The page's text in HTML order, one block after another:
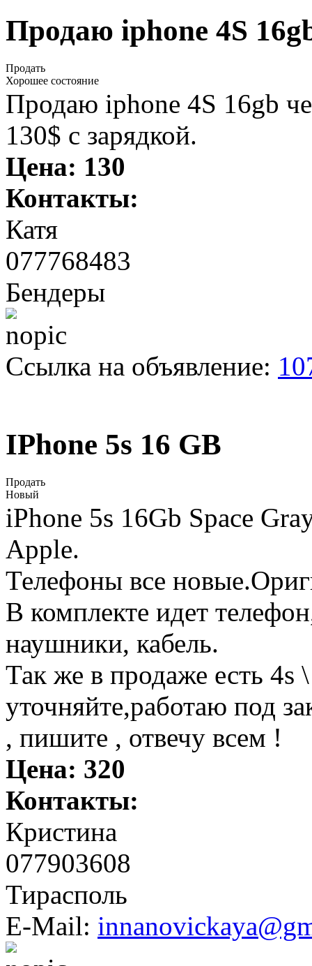
Продаю iphone 4S
Продать
Хорошее состояние
Продаю iphone 4S 16gb
130$ c зарядкой.
Цена: 130
Контакты:
Катя
077768483
Бендеры
Ссылка на объявление:
IPhone 5s 16 GB
Продать
Новый
iPhone 5s 16Gb Space
Apple.
Телефоны все
В комплекте идет
наушники, кабель.
Так же в продаже есть 4s
уточняйте,работаю под
, пишите , отвечу всем !
Цена: 320
Контакты:
Кристина
077903608
Тирасполь
E-Mail: